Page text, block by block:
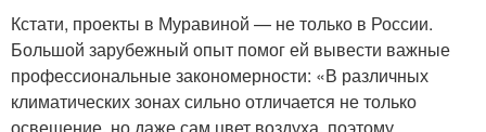
Кстати, проекты в Муравиной — не только в России.
Большой зарубежный опыт помог ей вывести важные
профессиональные закономерности: «В различных
климатических зонах сильно отличается не только